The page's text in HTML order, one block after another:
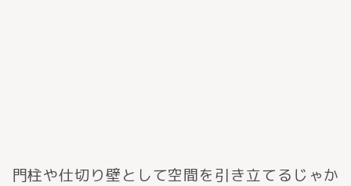
門柱や仕切り壁として空間を引き立てるじゃか